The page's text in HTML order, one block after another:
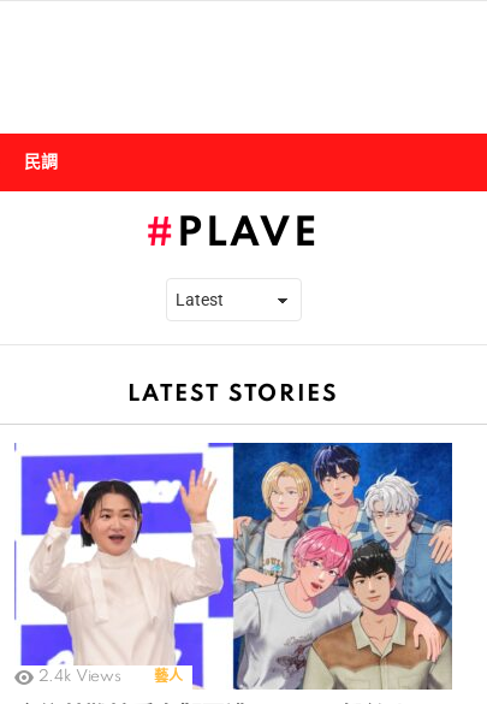
民調
PLAVE
LATEST STORIES
2.4k Views 藝人